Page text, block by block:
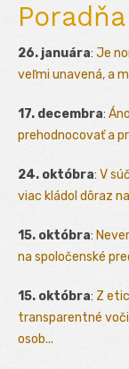
Poradňa
26. januára: Je
veľmi unavená, a
17. decembra:
prehodnocovať a
24. októbra: V
viac kládol dôraz
15. októbra:
na spoločenské
15. októbra: Z
transparentné
osob...